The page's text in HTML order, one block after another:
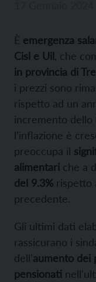
È emergenza
Cisl e Uil , che
in provincia di
i prezzi sono
rispetto ad un
incremento dello
l’inflazione è
preoccupa il
alimentari che a
del 9.3% rispetto
precedente.
Gli ultimi dati
rassicurano i
dell’aumento dei
pensionati